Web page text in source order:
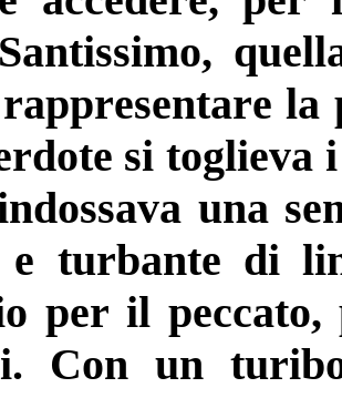
si toglieva
una
turbante di
per il peccato,
Con un